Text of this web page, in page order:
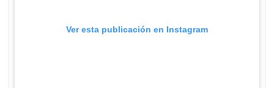
Ver esta publicación en Instagram